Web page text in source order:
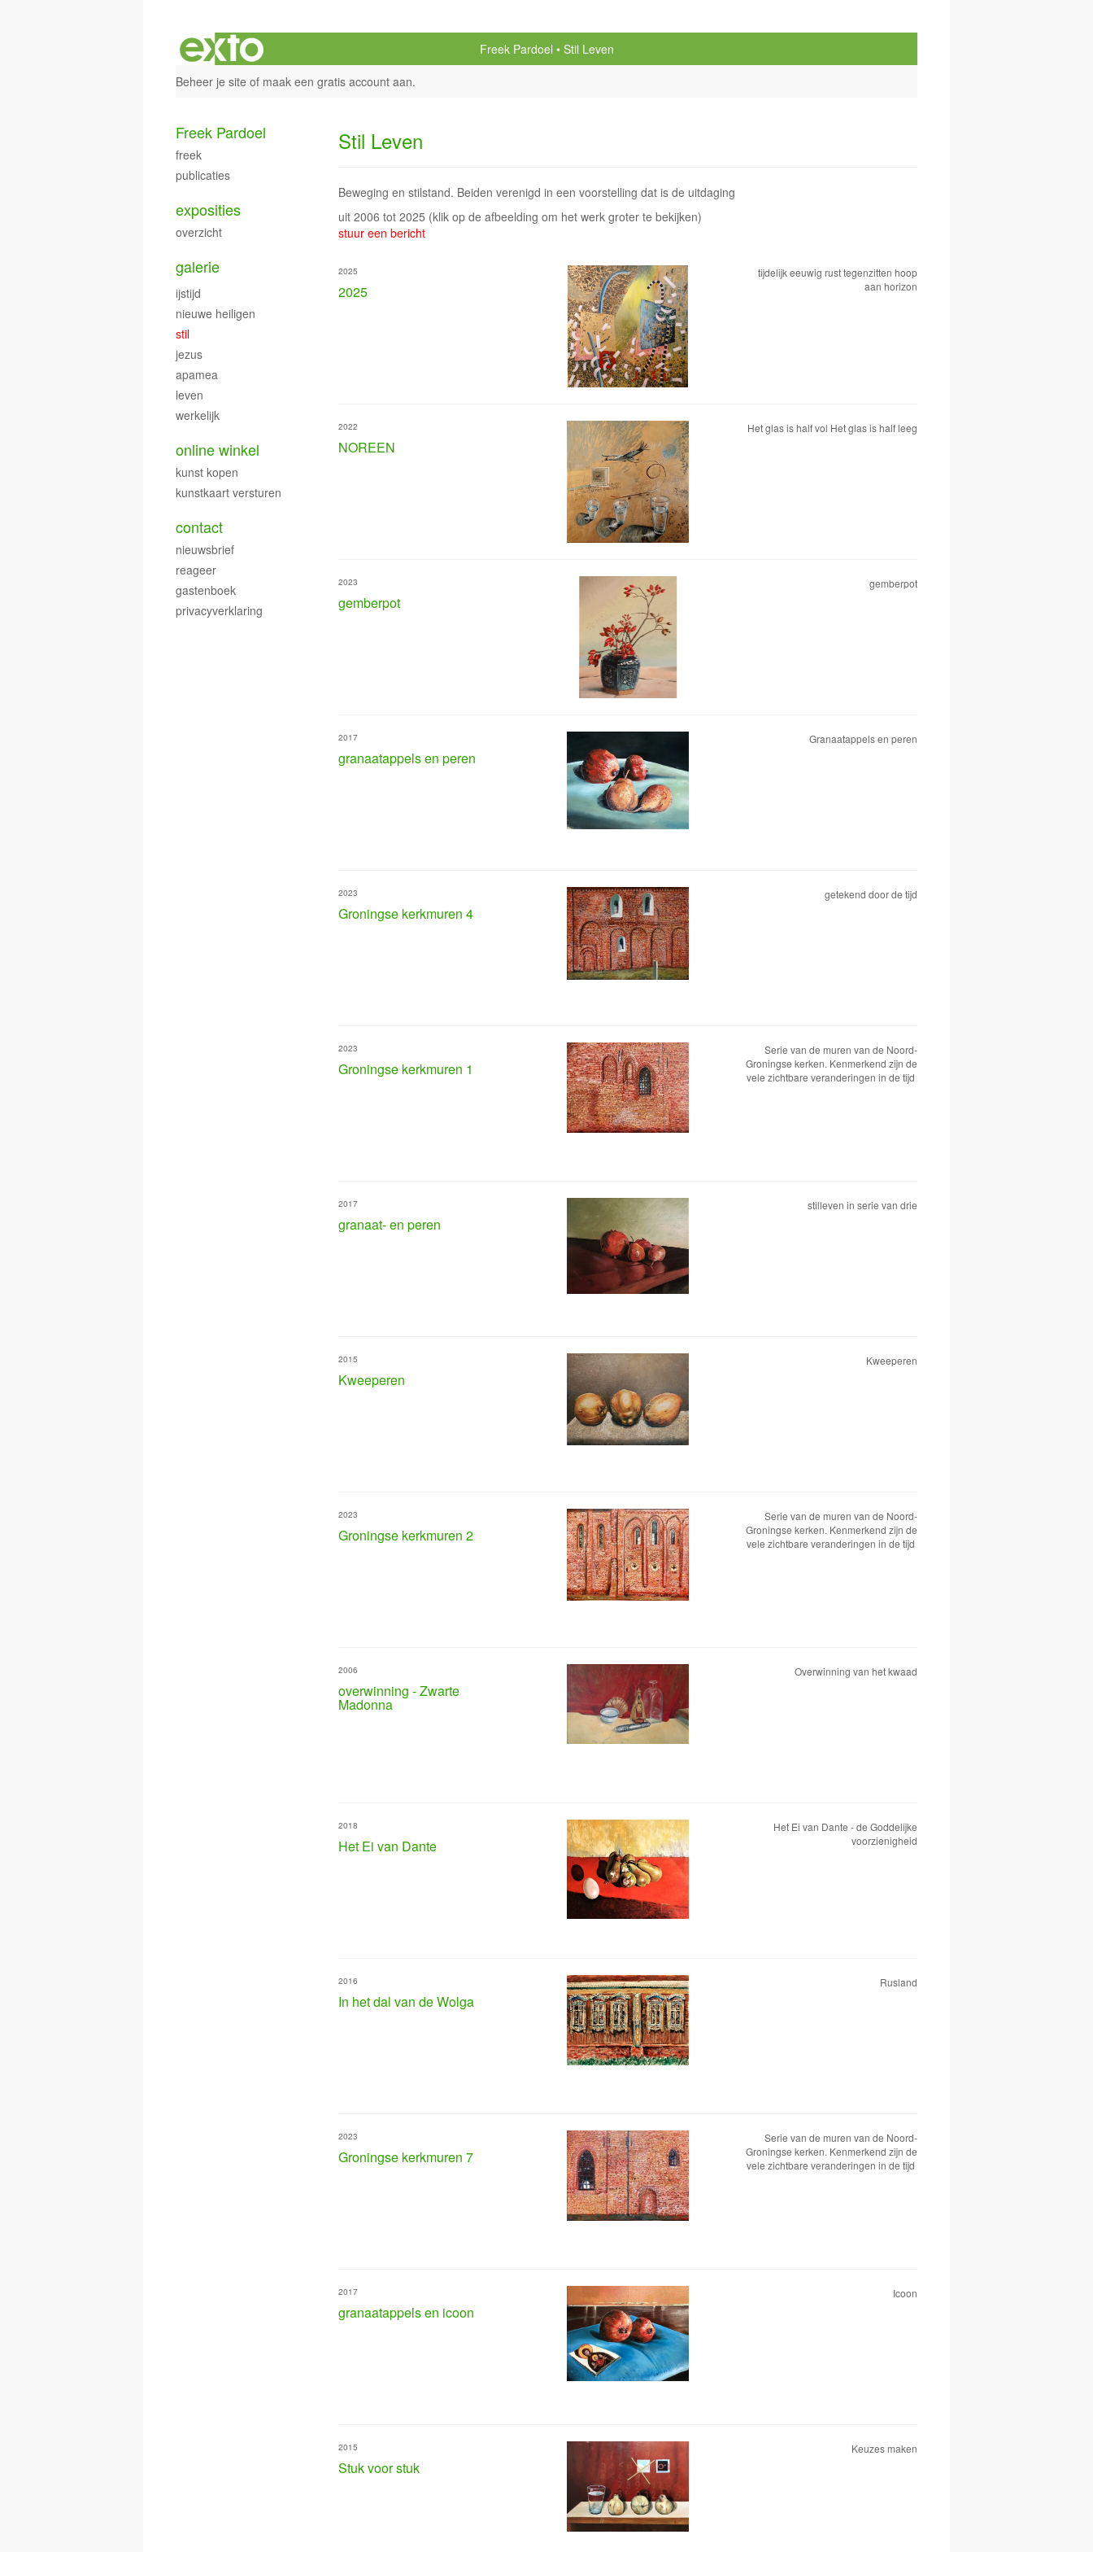
Freek Pardoel
Stil Leven
Beheer je site of maak een gratis account aan.
Stil Leven
Beweging en stilstand. Beiden verenigd in een voorstelling dat is de uitdaging
uit 2006 tot 2025 (klik op de afbeelding om het werk groter te bekijken)
stuur een bericht
2025
2025
tijdelijk eeuwig rust tegenzitten hoop
aan horizon
NOREEN
2022 Het glas is half vol Het glas is half leeg
gemberpot
2023 gemberpot
granaatappels en peren
2017 Granaatappels en peren
Groningse kerkmuren 4
2023 getekend door de tijd
Groningse kerkmuren 1
2023
Serie van de muren van de Noord-
Groningse kerken. Kenmerkend zijn de
vele zichtbare veranderingen in de tijd
granaat- en peren
2017 stilleven in serie van drie
Kweeperen
2015 Kweeperen
Groningse kerkmuren 2
2023
Serie van de muren van de Noord-
Groningse kerken. Kenmerkend zijn de
vele zichtbare veranderingen in de tijd
overwinning - Zwarte
Madonna
2006 Overwinning van het kwaad
Het Ei van Dante
2018
Het Ei van Dante - de Goddelijke
voorzienigheid
In het dal van de Wolga
2016 Rusland
Groningse kerkmuren 7
2023
Serie van de muren van de Noord-
Groningse kerken. Kenmerkend zijn de
vele zichtbare veranderingen in de tijd
granaatappels en icoon
2017 Icoon
Stuk voor stuk
2015 Keuzes maken
Freek Pardoel
freek
publicaties
exposities
overzicht
galerie
ijstijd
nieuwe heiligen
stil
jezus
apamea
leven
werkelijk
online winkel
kunst kopen
kunstkaart versturen
contact
nieuwsbrief
reageer
gastenboek
privacyverklaring